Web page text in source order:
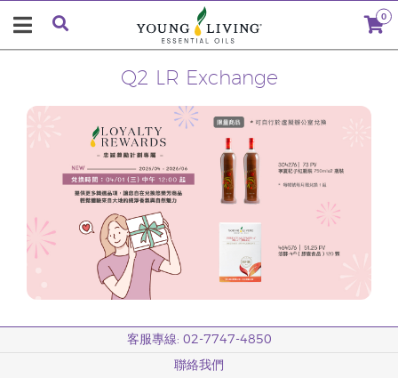
0
Q2 LR Exchange
客服專線: 02-7747-4850
聯絡我們